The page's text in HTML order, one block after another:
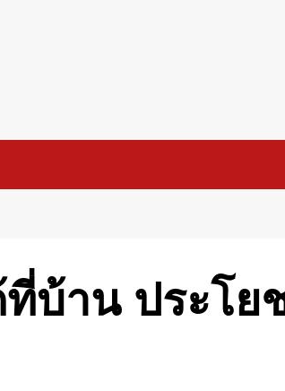
ที่บ้าน ประโ